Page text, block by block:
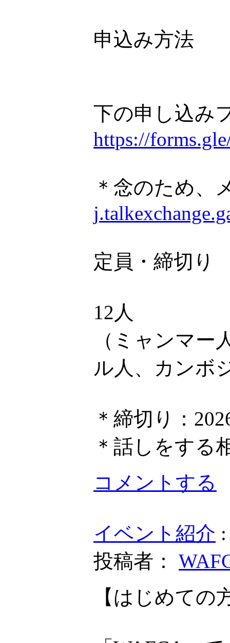
申込み方法
下の申し込み
https://
＊念のため、
定員・締切り
12人
（ミャンマ
ル人、カンボ
＊締切り：
＊話しをする
コメントする
イベント紹介
投稿者：
【はじめての